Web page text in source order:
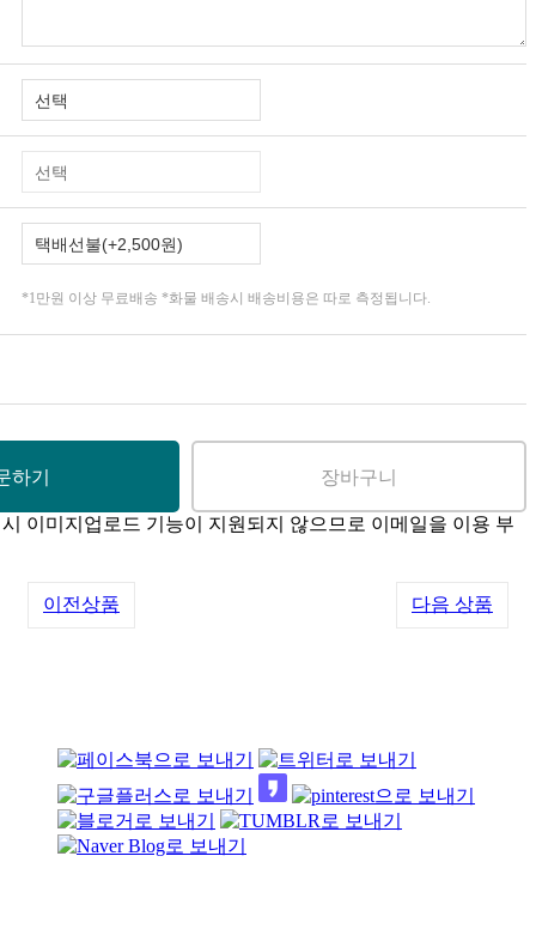
*1만원 이상 무료배송 *화물 배송시 배송비용은 따로 측정됩니다.
이미지업로드 기능이 지원되지 않으므로 이메일을 이용 부
이전상품 다음 상품